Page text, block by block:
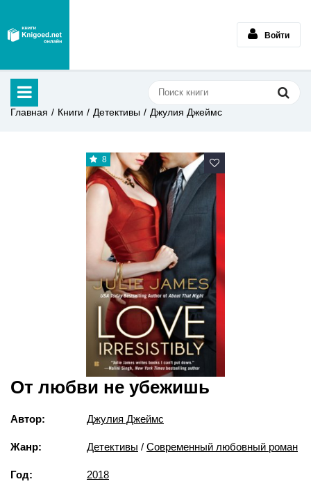
Войти
Главная Книги Детективы Джулия Джеймс
8
От любви не убежишь
Автор: Джулия Джеймс
Жанр: Детективы / Современный любовный роман
Год: 2018